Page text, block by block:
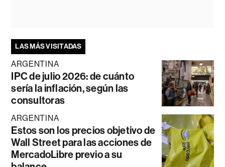
LAS MÁS VISITADAS
ARGENTINA
IPC de julio 2026: de cuánto
sería la inflación, según las
consultoras
ARGENTINA
Estos son los precios objetivo de
Wall Street para las acciones de
MercadoLibre previo a su